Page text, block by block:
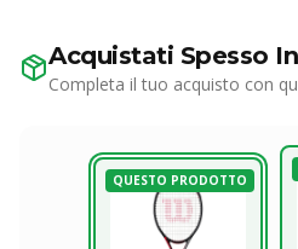
Acquistati Spesso
Completa il tuo acquisto con
QUESTO PRODOTTO